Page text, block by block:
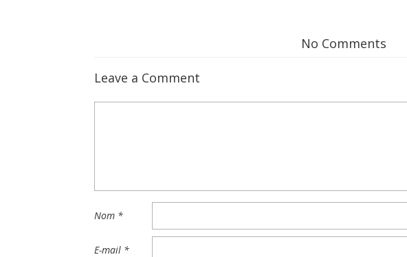
No Comments
Leave a Comment
Nom *
E-mail *